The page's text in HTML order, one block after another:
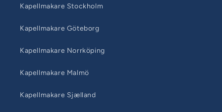
Kapellmakare Stockholm
Kapellmakare Göteborg
Kapellmakare Norrköping
Kapellmakare Malmö
Kapellmakare Sjælland